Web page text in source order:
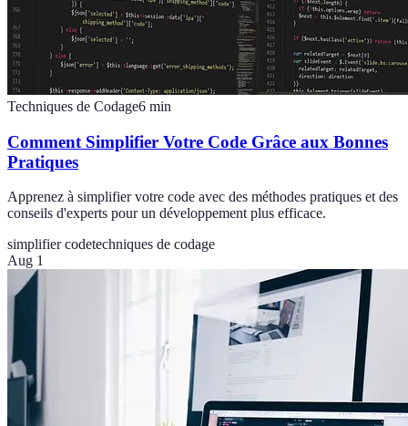
Techniques de Codage6 min
Comment Simplifier Votre Code Grâce aux Bonnes
Pratiques
Apprenez à simplifier votre code avec des méthodes pratiques et des
conseils d'experts pour un développement plus efficace.
simplifier codetechniques de codage
Aug 1